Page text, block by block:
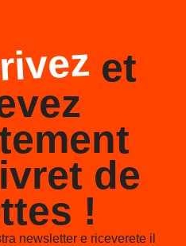
et
de
!
newsletter e riceverete il